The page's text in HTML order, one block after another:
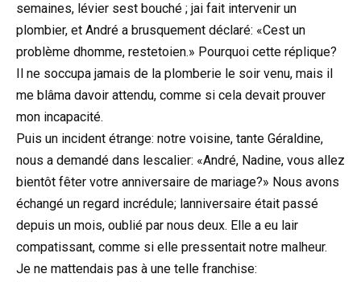
semaines, lévier sest bouché ; jai fait intervenir un
plombier, et André a brusquement déclaré: «Cest un
problème dhomme, restetoien.» Pourquoi cette réplique?
Il ne soccupa jamais de la plomberie le soir venu, mais il
me blâma davoir attendu, comme si cela devait prouver
mon incapacité.
Puis un incident étrange: notre voisine, tante Géraldine,
nous a demandé dans lescalier: «André, Nadine, vous allez
bientôt fêter votre anniversaire de mariage?» Nous avons
échangé un regard incrédule; lanniversaire était passé
depuis un mois, oublié par nous deux. Elle a eu lair
compatissant, comme si elle pressentait notre malheur.
Je ne mattendais pas à une telle franchise: